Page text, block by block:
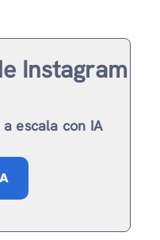
Instagram
escala con IA